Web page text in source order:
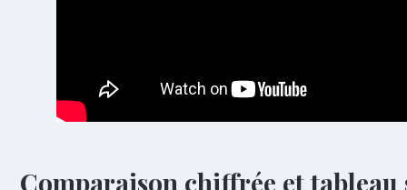
Comparaison chiffrée et tableau